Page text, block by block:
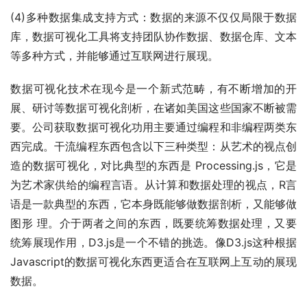
(4)多种数据集成支持方式：数据的来源不仅仅局限于数据
库，数据可视化工具将支持团队协作数据、数据仓库、文本
等多种方式，并能够通过互联网进行展现。
数据可视化技术在现今是一个新式范畴，有不断增加的开
展、研讨等数据可视化剖析，在诸如美国这些国家不断被需
要。公司获取数据可视化功用主要通过编程和非编程两类东
西完成。干流编程东西包含以下三种类型：从艺术的视点创
造的数据可视化，对比典型的东西是 Processing.js，它是
为艺术家供给的编程言语。从计算和数据处理的视点，R言
语是一款典型的东西，它本身既能够做数据剖析，又能够做
图形 理。介于两者之间的东西，既要统筹数据处理，又要
统筹展现作用，D3.js是一个不错的挑选。像D3.js这种根据
Javascript的数据可视化东西更适合在互联网上互动的展现
数据。